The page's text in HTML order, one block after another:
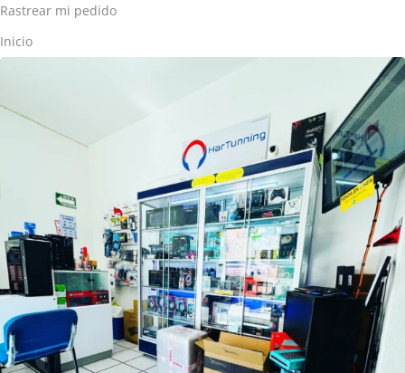
Rastrear mi pedido
Inicio